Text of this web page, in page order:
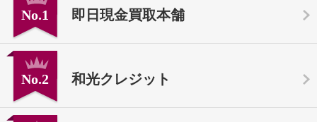
No.1 即日現金買取本舗
No.2 和光クレジット